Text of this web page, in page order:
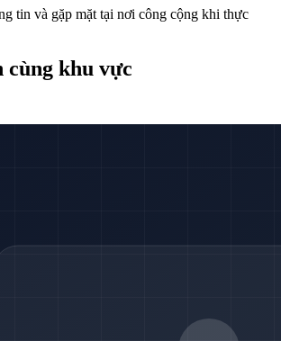
tin và gặp mặt tại nơi công cộng khi thực
cùng khu vực